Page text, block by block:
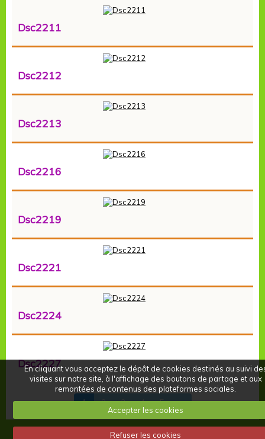
Dsc2211
Dsc2212
Dsc2213
Dsc2216
Dsc2219
Dsc2221
Dsc2224
Dsc2227
1 2 3 4 5 >
En cliquant vous acceptez le dépôt de cookies destinés au suivi
visites sur notre site, à l'affichage des boutons de partage et aux
remontées de contenus des plateformes sociales.
Accepter les cookies
Refuser les cookies